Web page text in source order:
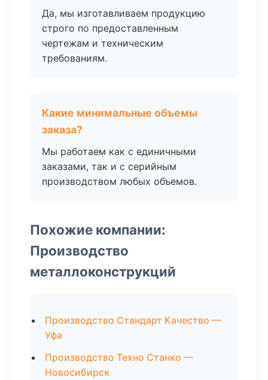
Да, мы изготавливаем продукцию
строго по предоставленным
чертежам и техническим
требованиям.
Какие минимальные объемы
заказа?
Мы работаем как с единичными
заказами, так и с серийным
производством любых объемов.
Похожие компании:
Производство
металлоконструкций
Производство Стандарт Качество —
Уфа
Производство Техно Станко —
Новосибирск